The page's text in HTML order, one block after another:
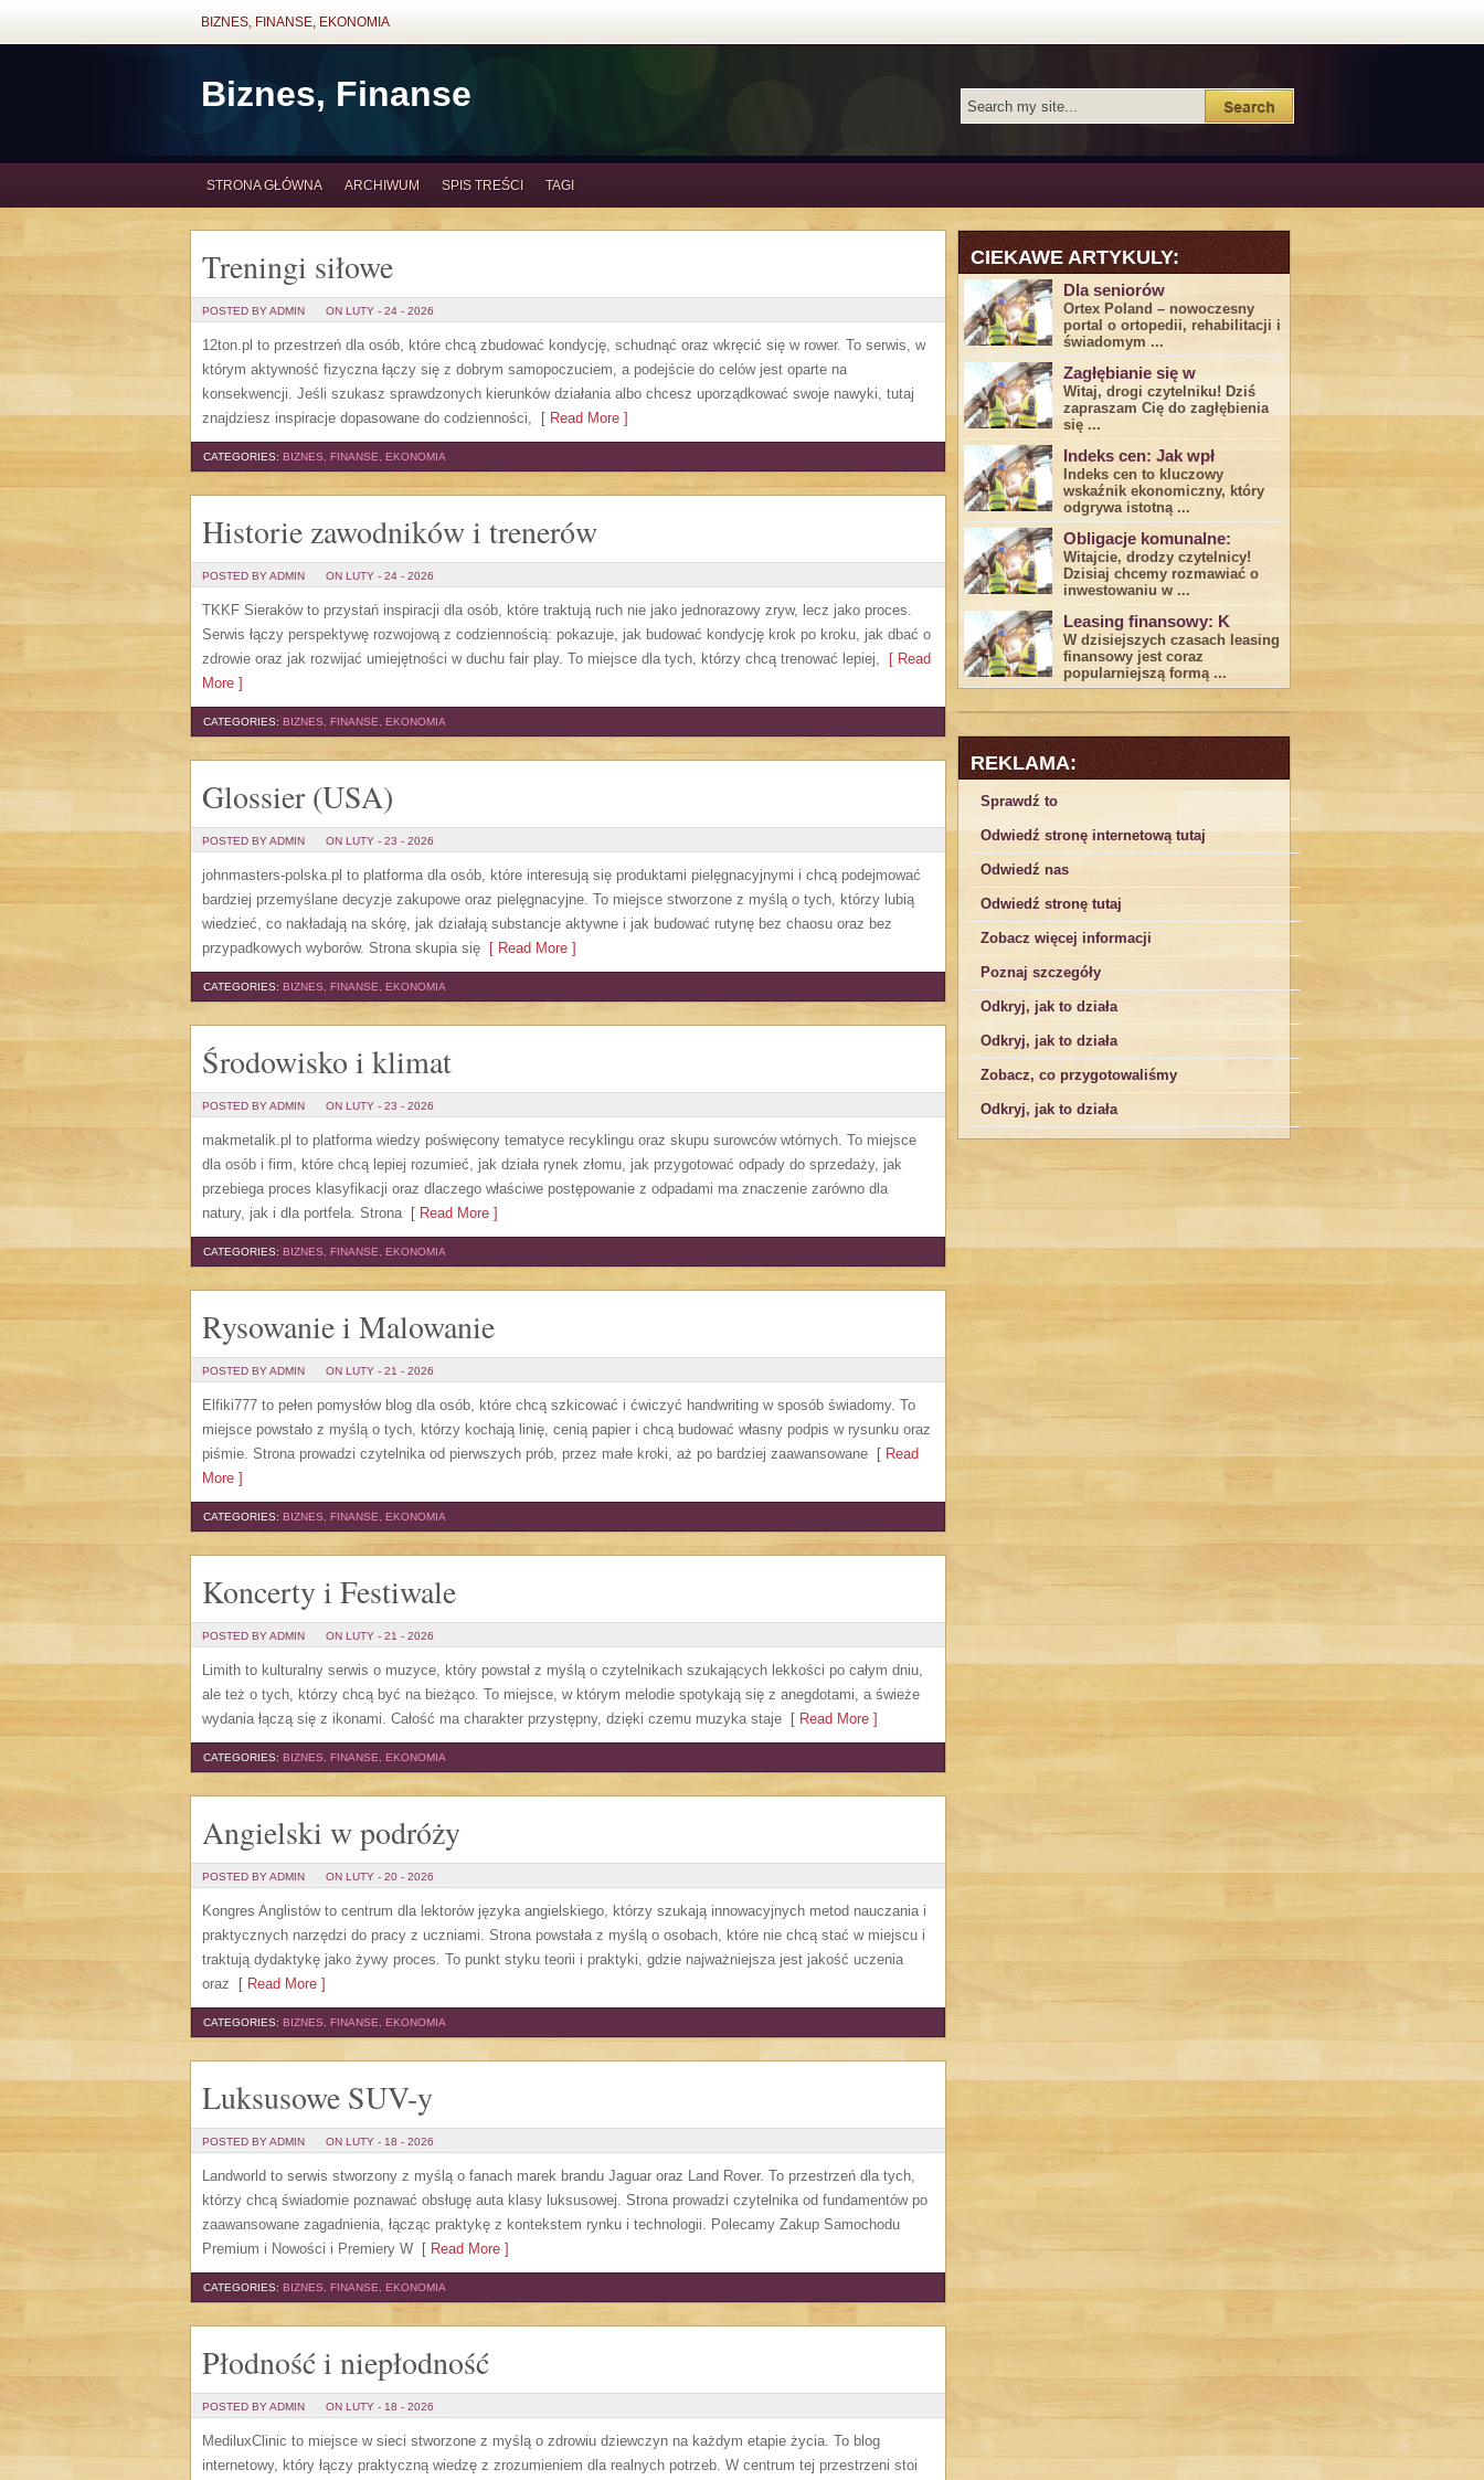
BIZNES, FINANSE, EKONOMIA
Biznes, Finanse
STRONA GŁÓWNA ARCHIWUM SPIS TREŚCI TAGI
Treningi siłowe
POSTED BY ADMIN ON LUTY - 24 - 2026
12ton.pl to przestrzeń dla osób, które chcą zbudować kondycję, schudnąć oraz wkręcić się w rower. To serwis, w
którym aktywność fizyczna łączy się z dobrym samopoczuciem, a podejście do celów jest oparte na
konsekwencji. Jeśli szukasz sprawdzonych kierunków działania albo chcesz uporządkować swoje nawyki, tutaj
znajdziesz inspiracje dopasowane do codzienności, [ Read More ]
CATEGORIES: BIZNES, FINANSE, EKONOMIA
Historie zawodników i trenerów
POSTED BY ADMIN ON LUTY - 24 - 2026
TKKF Sieraków to przystań inspiracji dla osób, które traktują ruch nie jako jednorazowy zryw, lecz jako proces.
Serwis łączy perspektywę rozwojową z codziennością: pokazuje, jak budować kondycję krok po kroku, jak dbać o
zdrowie oraz jak rozwijać umiejętności w duchu fair play. To miejsce dla tych, którzy chcą trenować lepiej, [ Read
More ]
CATEGORIES: BIZNES, FINANSE, EKONOMIA
Glossier (USA)
POSTED BY ADMIN ON LUTY - 23 - 2026
johnmasters-polska.pl to platforma dla osób, które interesują się produktami pielęgnacyjnymi i chcą podejmować
bardziej przemyślane decyzje zakupowe oraz pielęgnacyjne. To miejsce stworzone z myślą o tych, którzy lubią
wiedzieć, co nakładają na skórę, jak działają substancje aktywne i jak budować rutynę bez chaosu oraz bez
przypadkowych wyborów. Strona skupia się [ Read More ]
CATEGORIES: BIZNES, FINANSE, EKONOMIA
Środowisko i klimat
POSTED BY ADMIN ON LUTY - 23 - 2026
makmetalik.pl to platforma wiedzy poświęcony tematyce recyklingu oraz skupu surowców wtórnych. To miejsce
dla osób i firm, które chcą lepiej rozumieć, jak działa rynek złomu, jak przygotować odpady do sprzedaży, jak
przebiega proces klasyfikacji oraz dlaczego właściwe postępowanie z odpadami ma znaczenie zarówno dla
natury, jak i dla portfela. Strona[ Read More ]
CATEGORIES: BIZNES, FINANSE, EKONOMIA
Rysowanie i Malowanie
POSTED BY ADMIN ON LUTY - 21 - 2026
Elfiki777 to pełen pomysłów blog dla osób, które chcą szkicować i ćwiczyć handwriting w sposób świadomy. To
miejsce powstało z myślą o tych, którzy kochają linię, cenią papier i chcą budować własny podpis w rysunku oraz
piśmie. Strona prowadzi czytelnika od pierwszych prób, przez małe kroki, aż po bardziej zaawansowane [ Read
More ]
CATEGORIES: BIZNES, FINANSE, EKONOMIA
Koncerty i Festiwale
POSTED BY ADMIN ON LUTY - 21 - 2026
Limith to kulturalny serwis o muzyce, który powstał z myślą o czytelnikach szukających lekkości po całym dniu,
ale też o tych, którzy chcą być na bieżąco. To miejsce, w którym melodie spotykają się z anegdotami, a świeże
wydania łączą się z ikonami. Całość ma charakter przystępny, dzięki czemu muzyka staje [ Read More ]
CATEGORIES: BIZNES, FINANSE, EKONOMIA
Angielski w podróży
POSTED BY ADMIN ON LUTY - 20 - 2026
Kongres Anglistów to centrum dla lektorów języka angielskiego, którzy szukają innowacyjnych metod nauczania i
praktycznych narzędzi do pracy z uczniami. Strona powstała z myślą o osobach, które nie chcą stać w miejscu i
traktują dydaktykę jako żywy proces. To punkt styku teorii i praktyki, gdzie najważniejsza jest jakość uczenia
oraz [ Read More ]
CATEGORIES: BIZNES, FINANSE, EKONOMIA
Luksusowe SUV-y
POSTED BY ADMIN ON LUTY - 18 - 2026
Landworld to serwis stworzony z myślą o fanach marek brandu Jaguar oraz Land Rover. To przestrzeń dla tych,
którzy chcą świadomie poznawać obsługę auta klasy luksusowej. Strona prowadzi czytelnika od fundamentów po
zaawansowane zagadnienia, łącząc praktykę z kontekstem rynku i technologii. Polecamy Zakup Samochodu
Premium i Nowości i Premiery W [ Read More ]
CATEGORIES: BIZNES, FINANSE, EKONOMIA
Płodność i niepłodność
POSTED BY ADMIN ON LUTY - 18 - 2026
MediluxClinic to miejsce w sieci stworzone z myślą o zdrowiu dziewczyn na każdym etapie życia. To blog
internetowy, który łączy praktyczną wiedzę z zrozumieniem dla realnych potrzeb. W centrum tej przestrzeni stoi
CIEKAWE ARTYKULY:
Dla seniorów
Ortex Poland – nowoczesny
portal o ortopedii, rehabilitacji i
świadomym ...
Zagłębianie się w
Witaj, drogi ⁤czytelniku! Dziś
zapraszam Cię do‍ zagłębienia
‍się⁢ ...
Indeks cen: Jak wpł
Indeks cen to kluczowy
wskaźnik ekonomiczny, który
odgrywa ​istotną ...
Obligacje komunalne:
Witajcie, drodzy czytelnicy!
Dzisiaj chcemy rozmawiać o
inwestowaniu w ...
Leasing finansowy: K
W dzisiejszych czasach leasing ​
finansowy jest ⁢coraz
popularniejszą formą ...
REKLAMA:
Sprawdź to
Odwiedź stronę internetową tutaj
Odwiedź nas
Odwiedź stronę tutaj
Zobacz więcej informacji
Poznaj szczegóły
Odkryj, jak to działa
Odkryj, jak to działa
Zobacz, co przygotowaliśmy
Odkryj, jak to działa